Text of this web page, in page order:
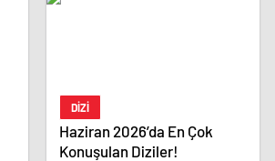
DIZI
Haziran 2026’da En Çok
Konuşulan Diziler!